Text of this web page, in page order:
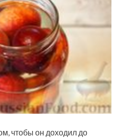
чтобы он доходил до